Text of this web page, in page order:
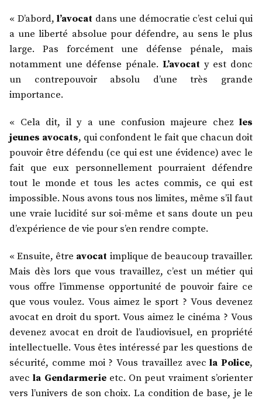
« D’abord, l’avocat dans une démocratie c’est celui qui
a une liberté absolue pour défendre, au sens le plus
large. Pas forcément une défense pénale, mais
notamment une défense pénale. L’avocat y est donc
un contrepouvoir absolu d’une très grande
importance.
« Cela dit, il y a une confusion majeure chez les
jeunes avocats, qui confondent le fait que chacun doit
pouvoir être défendu (ce qui est une évidence) avec le
fait que eux personnellement pourraient défendre
tout le monde et tous les actes commis, ce qui est
impossible. Nous avons tous nos limites, même s’il faut
une vraie lucidité sur soi-même et sans doute un peu
d’expérience de vie pour s’en rendre compte.
« Ensuite, être avocat implique de beaucoup travailler.
Mais dès lors que vous travaillez, c’est un métier qui
vous offre l’immense opportunité de pouvoir faire ce
que vous voulez. Vous aimez le sport ? Vous devenez
avocat en droit du sport. Vous aimez le cinéma ? Vous
devenez avocat en droit de l’audiovisuel, en propriété
intellectuelle. Vous êtes intéressé par les questions de
sécurité, comme moi ? Vous travaillez avecla Police,
avecla Gendarmerieetc. On peut vraiment s’orienter
vers l’univers de son choix. La condition de base, je le